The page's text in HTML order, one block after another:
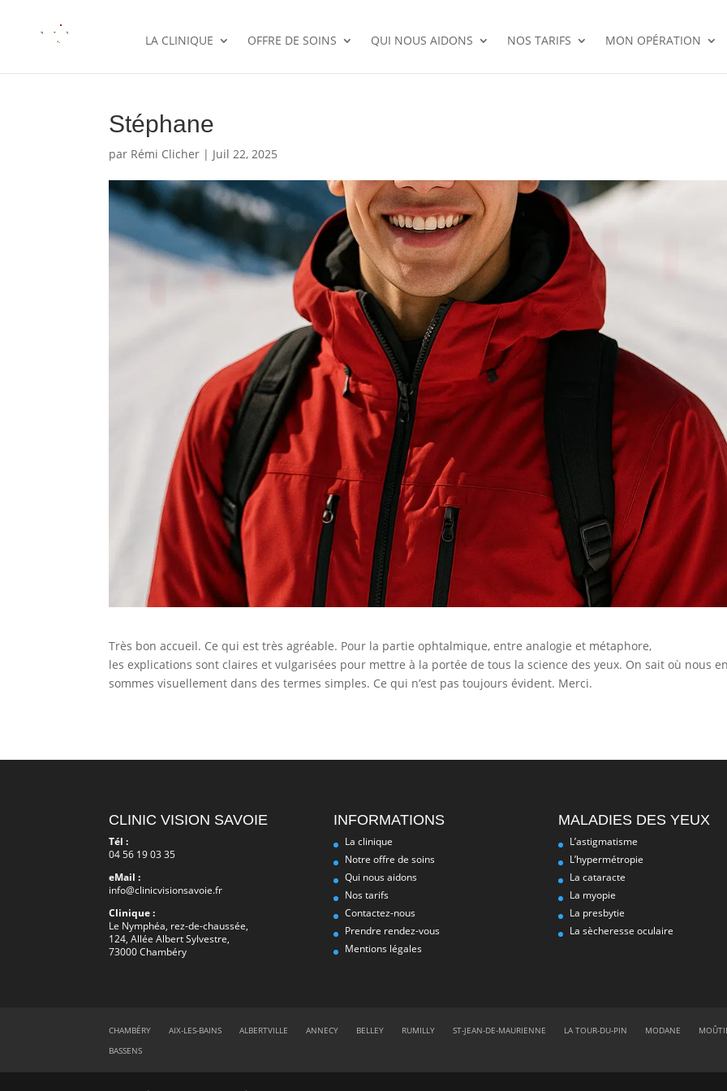
LA CLINIQUE OFFRE DE SOINS QUI NOUS AIDONS NOS TARIFS MON OPÉRATION
Stéphane
par Rémi Clicher | Juil 22, 2025
Très bon accueil. Ce qui est très agréable. Pour la partie ophtalmique, entre analogie et métaphore,
les explications sont claires et vulgarisées pour mettre à la portée de tous la science des yeux. On sait où nous
sommes visuellement dans des termes simples. Ce qui n’est pas toujours évident. Merci.
CLINIC VISION SAVOIE
Tél :
04 56 19 03 35
eMail :
info@clinicvisionsavoie.fr
Clinique :
Le Nymphéa, rez-de-chaussée,
124, Allée Albert Sylvestre,
73000 Chambéry
INFORMATIONS
La clinique
Notre offre de soins
Qui nous aidons
Nos tarifs
Contactez-nous
Prendre rendez-vous
Mentions légales
MALADIES DES YEUX
L’astigmatisme
L’hypermétropie
La cataracte
La myopie
La presbytie
La sècheresse oculaire
CHAMBÉRY AIX-LES-BAINS ALBERTVILLE ANNECY BELLEY RUMILLY ST-JEAN-DE-MAURIENNE LA TOUR-DU-PIN MODANE
BASSENS